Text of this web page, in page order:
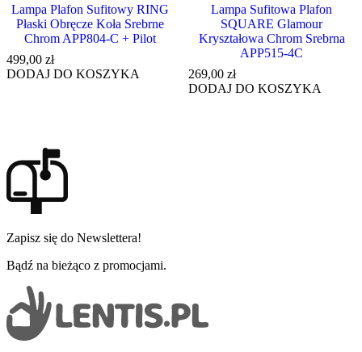
Lampa Plafon Sufitowy RING
Płaski Obręcze Koła Srebrne
Chrom APP804-C + Pilot
499,00 zł
DODAJ DO KOSZYKA
Lampa Sufitowa Plafon
SQUARE Glamour
Kryształowa Chrom Srebrna
APP515-4C
269,00 zł
DODAJ DO KOSZYKA
Zapisz się do Newslettera!
Bądź na bieżąco z promocjami.